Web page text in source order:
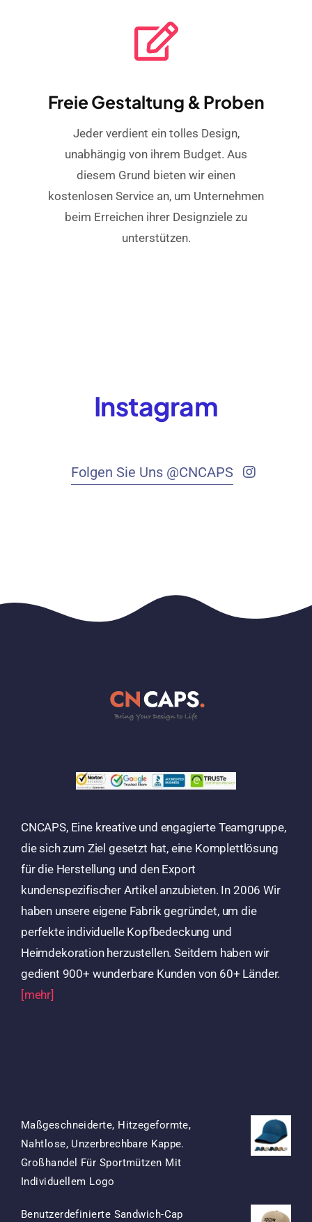
Freie Gestaltung & Proben
Jeder verdient ein tolles Design,
unabhängig von ihrem Budget. Aus
diesem Grund bieten wir einen
kostenlosen Service an, um Unternehmen
beim Erreichen ihrer Designziele zu
unterstützen.
Instagram
Folgen Sie Uns @CNCAPS
CNCAPS, Eine kreative und engagierte Teamgruppe,
die sich zum Ziel gesetzt hat, eine Komplettlösung
für die Herstellung und den Export
kundenspezifischer Artikel anzubieten. In 2006 Wir
haben unsere eigene Fabrik gegründet, um die
perfekte individuelle Kopfbedeckung und
Heimdekoration herzustellen. Seitdem haben wir
gedient 900+ wunderbare Kunden von 60+ Länder.
[mehr]
Maßgeschneiderte, Hitzegeformte,
Nahtlose, Unzerbrechbare Kappe.
Großhandel Für Sportmützen Mit
Individuellem Logo
War:
Ist:
Benutzerdefinierte Sandwich-Cap